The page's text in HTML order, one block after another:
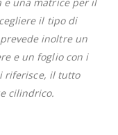
il tipo di
inoltre un
e un foglio con i
riferisce, il tutto
cilindrico.